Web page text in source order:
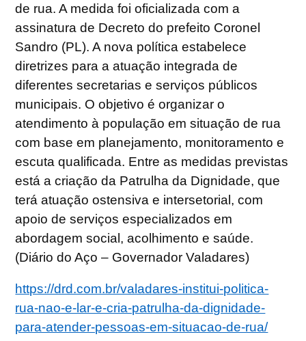
de rua. A medida foi oficializada com a
assinatura de Decreto do prefeito Coronel
Sandro (PL). A nova política estabelece
diretrizes para a atuação integrada de
diferentes secretarias e serviços públicos
municipais. O objetivo é organizar o
atendimento à população em situação de rua
com base em planejamento, monitoramento e
escuta qualificada. Entre as medidas previstas
está a criação da Patrulha da Dignidade, que
terá atuação ostensiva e intersetorial, com
apoio de serviços especializados em
abordagem social, acolhimento e saúde.
(Diário do Aço – Governador Valadares)
https://drd.com.br/valadares-institui-politica-
rua-nao-e-lar-e-cria-patrulha-da-dignidade-
para-atender-pessoas-em-situacao-de-rua/